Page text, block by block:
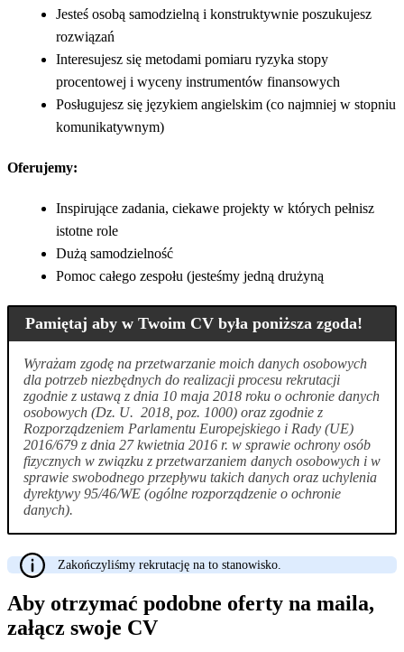
Jesteś osobą samodzielną i konstruktywnie poszukujesz
rozwiązań
Interesujesz się metodami pomiaru ryzyka stopy
procentowej i wyceny instrumentów finansowych
Posługujesz się językiem angielskim (co najmniej w stopniu
komunikatywnym)
Oferujemy:
Inspirujące zadania, ciekawe projekty w których pełnisz
istotne role
Dużą samodzielność
Pomoc całego zespołu (jesteśmy jedną drużyną
Pamiętaj aby w Twoim CV była poniższa zgoda!
Wyrażam zgodę na przetwarzanie moich danych osobowych
dla potrzeb niezbędnych do realizacji procesu rekrutacji
zgodnie z ustawą z dnia 10 maja 2018 roku o ochronie danych
osobowych (Dz. U. 2018, poz. 1000) oraz zgodnie z
Rozporządzeniem Parlamentu Europejskiego i Rady (UE)
2016/679 z dnia 27 kwietnia 2016 r. w sprawie ochrony osób
fizycznych w związku z przetwarzaniem danych osobowych i w
sprawie swobodnego przepływu takich danych oraz uchylenia
dyrektywy 95/46/WE (ogólne rozporządzenie o ochronie
danych).
Zakończyliśmy rekrutację na to stanowisko.
Aby otrzymać podobne oferty na maila,
załącz swoje CV